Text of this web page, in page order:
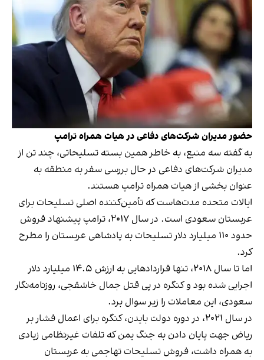
حضور مدیران شرکت‌های دفاعی در هیات همراه ترامپ
به گفته سه منبع، به خاطر همین بسته تسلیحاتی، چند تن از
مدیران شرکت‌های دفاعی در حال بررسی سفر به منطقه به
عنوان بخشی از هیات همراه ترامپ هستند.
ایالات متحده مدت‌هاست که تأمین‌کننده اصلی تسلیحات برای
عربستان سعودی است. در سال ۲۰۱۷، ترامپ پیشنهاد فروش
حدود ۱۱۰ میلیارد دلار تسلیحات به پادشاهی عربستان را مطرح
کرد.
اما تا سال ۲۰۱۸، تنها قراردادهایی به ارزش ۱۴.۵ میلیارد دلار
اجرایی شده بود و کنگره در پی قتل جمال خاشقجی، روزنامه‌نگار
سعودی، این معاملات را زیر سوال برد.
در سال ۲۰۲۱، در دوره دولت بایدن، کنگره برای اعمال فشار بر
ریاض جهت پایان دادن به جنگ یمن که تلفات غیرنظامی زیادی
به همراه داشت، فروش تسلیحات تهاجمی به عربستان